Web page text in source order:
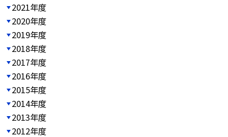
2021年度
2020年度
2019年度
2018年度
2017年度
2016年度
2015年度
2014年度
2013年度
2012年度